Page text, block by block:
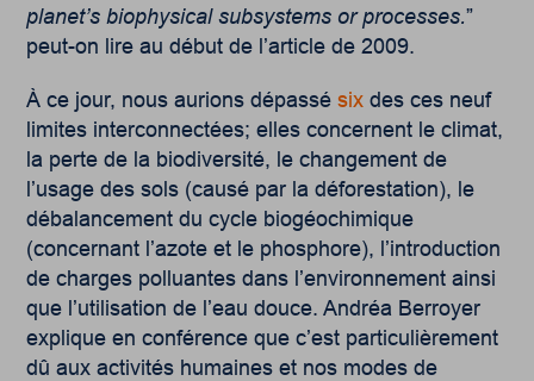
planet’s biophysical subsystems or processes.”
peut-on lire au début de l’article de 2009.
À ce jour, nous aurions dépassésix des ces neuf
limites interconnectées; elles concernent le climat,
la perte de la biodiversité, le changement de
l’usage des sols (causé par la déforestation), le
débalancement du cycle biogéochimique
(concernant l’azote et le phosphore), l’introduction
de charges polluantes dans l’environnement ainsi
que l’utilisation de l’eau douce. Andréa Berroyer
explique en conférence que c’est particulièrement
dû aux activités humaines et nos modes de